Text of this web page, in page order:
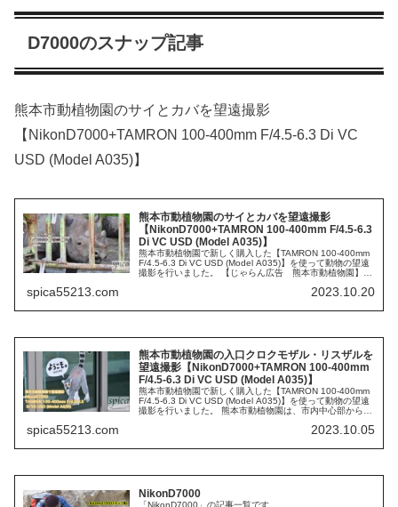
D7000のスナップ記事
熊本市動植物園のサイとカバを望遠撮影
【NikonD7000+TAMRON 100-400mm F/4.5-6.3 Di VC
USD (Model A035)】
熊本市動植物園のサイとカバを望遠撮影
【NikonD7000+TAMRON 100-400mm F/4.5-6.3
Di VC USD (Model A035)】
熊本市動植物園で新しく購入した【TAMRON 100-400mm
F/4.5-6.3 Di VC USD (Model A035)】を使って動物の望遠
撮影を行いました。 【じゃらん広告 熊本市動植物園】
spica55213.com 2023.10.20
熊本市動植物園の入口クロクモザル・リスザルを
望遠撮影【NikonD7000+TAMRON 100-400mm
F/4.5-6.3 Di VC USD (Model A035)】
熊本市動植物園で新しく購入した【TAMRON 100-400mm
F/4.5-6.3 Di VC USD (Model A035)】を使って動物の望遠
撮影を行いました。 熊本市動植物園は、市内中心部からほ
spica55213.com 2023.10.05
NikonD7000
「NikonD7000」の記事一覧です。